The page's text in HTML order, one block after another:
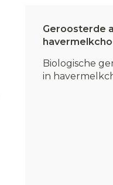
Geroosterde
Biologische
in